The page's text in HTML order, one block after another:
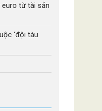
euro từ tài sản
‘đội tàu